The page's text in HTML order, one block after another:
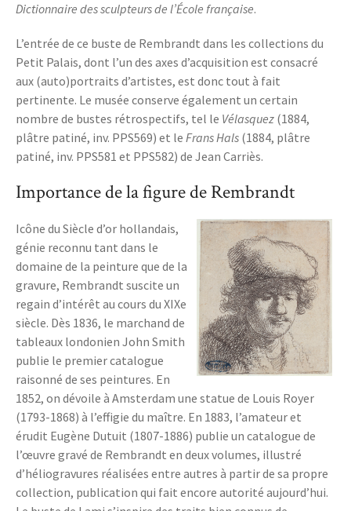
Dictionnaire des sculpteurs de l’École française.
L’entrée de ce buste de Rembrandt dans les collections du
Petit Palais, dont l’un des axes d’acquisition est consacré
aux (auto)portraits d’artistes, est donc tout à fait
pertinente. Le musée conserve également un certain
nombre de bustes rétrospectifs, tel le Vélasquez (1884,
plâtre patiné, inv. PPS569) et le Frans Hals (1884, plâtre
patiné, inv. PPS581 et PPS582) de Jean Carriès.
Importance de la figure de Rembrandt
Icône du Siècle d’or hollandais,
génie reconnu tant dans le
domaine de la peinture que de la
gravure, Rembrandt suscite un
regain d’intérêt au cours du XIXe
siècle. Dès 1836, le marchand de
tableaux londonien John Smith
publie le premier catalogue
raisonné de ses peintures. En
1852, on dévoile à Amsterdam une statue de Louis Royer
(1793-1868) à l’effigie du maître. En 1883, l’amateur et
érudit Eugène Dutuit (1807-1886) publie un catalogue de
l’œuvre gravé de Rembrandt en deux volumes, illustré
d’héliogravures réalisées entre autres à partir de sa propre
collection, publication qui fait encore autorité aujourd’hui.